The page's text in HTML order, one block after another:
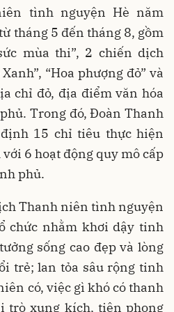
tình nguyện Hè năm
tháng 5 đến tháng 8, gồm
mùa thi”, 2 chiến dịch
“Hoa phượng đỏ” và
chỉ đỏ, địa điểm văn hóa
Trong đó, Đoàn Thanh
15 chỉ tiêu thực hiện
6 hoạt động quy mô cấp
phủ.
Thanh niên tình nguyện
chức nhằm khơi dậy tinh
sống cao đẹp và lòng
trẻ; lan tỏa sâu rộng tinh
có, việc gì khó có thanh
trò xung kích, tiên phong